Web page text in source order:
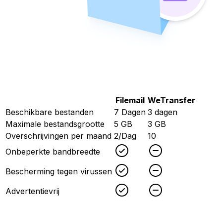
Filemail WeTransfer
Beschikbare bestanden
7 Dagen 3 dagen
Maximale bestandsgrootte
5 GB
3 GB
Overschrijvingen per maand 2/Dag
10
Onbeperkte bandbreedte
Checked
Bescherming tegen virussen Checked
Advertentievrij Checked